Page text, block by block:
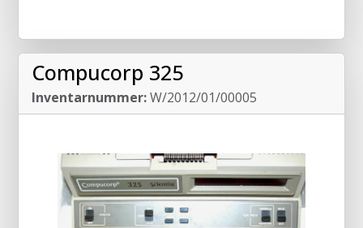
Compucorp 325
Inventarnummer:W/2012/01/00005